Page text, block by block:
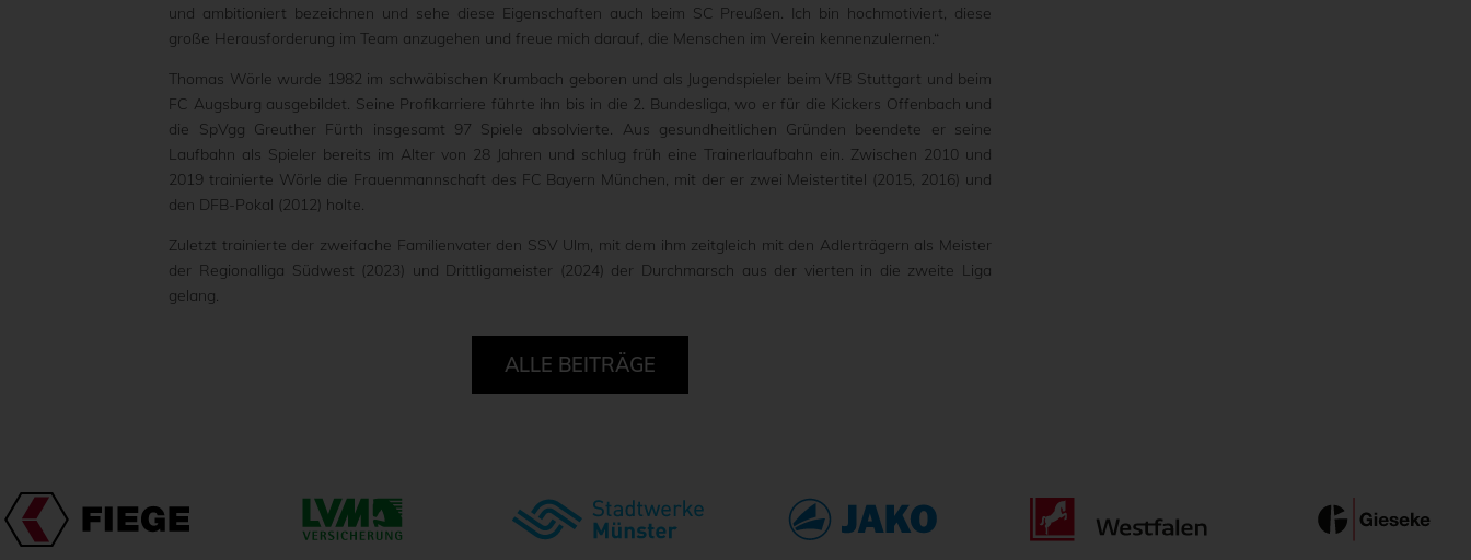
und ambitioniert bezeichnen und sehe diese Eigenschaften auch beim SC Preußen. Ich bin hochmotiviert, diese
große Herausforderung im Team anzugehen und freue mich darauf, die Menschen im Verein kennenzulernen.“
Thomas Wörle wurde 1982 im schwäbischen Krumbach geboren und als Jugendspieler beim VfB Stuttgart und beim
FC Augsburg ausgebildet. Seine Profikarriere führte ihn bis in die 2. Bundesliga, wo er für die Kickers Offenbach und
die SpVgg Greuther Fürth insgesamt 97 Spiele absolvierte. Aus gesundheitlichen Gründen beendete er seine
Laufbahn als Spieler bereits im Alter von 28 Jahren und schlug früh eine Trainerlaufbahn ein. Zwischen 2010 und
2019 trainierte Wörle die Frauenmannschaft des FC Bayern München, mit der er zwei Meistertitel (2015, 2016) und
den DFB-Pokal (2012) holte.
Zuletzt trainierte der zweifache Familienvater den SSV Ulm, mit dem ihm zeitgleich mit den Adlerträgern als Meister
der Regionalliga Südwest (2023) und Drittligameister (2024) der Durchmarsch aus der vierten in die zweite Liga
gelang.
ALLE BEITRÄGE